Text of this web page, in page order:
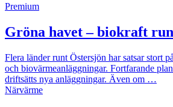
Premium
Gröna havet – biokraft
Flera länder runt Östersjön har satsar stort
och biovärmeanläggningar. Fortfarande
driftsätts nya anläggningar. Även om …
Närvärme